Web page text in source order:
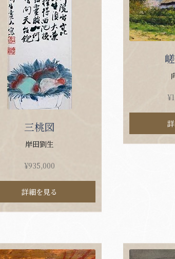
三桃図
岸田劉生
¥935,000
詳細を見る
¥